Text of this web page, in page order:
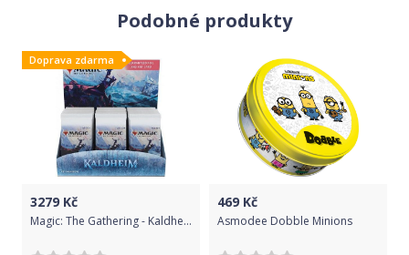
Podobné produkty
Doprava zdarma
3279 Kč
Magic: The Gathering - Kaldheim Set Booster Box
469 Kč
Asmodee Dobble Minions